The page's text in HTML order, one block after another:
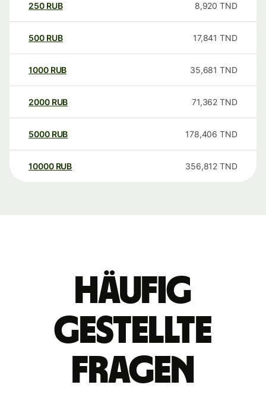
250 RUB 8,920 TND
500 RUB 17,841 TND
1000 RUB 35,681 TND
2000 RUB 71,362 TND
5000 RUB 178,406 TND
10000 RUB 356,812 TND
Häufig
gestellte
Fragen